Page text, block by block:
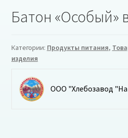
Батон «Особый»
Категории: Продукты питания,
изделия
ООО "Хлебозавод